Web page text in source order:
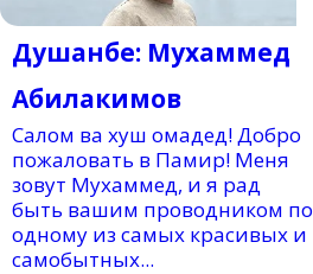
Душанбе: Мухаммед
Абилакимов
Салом ва хуш омадед! Добро
пожаловать в Памир! Меня
зовут Мухаммед, и я рад
быть вашим проводником по
одному из самых красивых и
самобытных...